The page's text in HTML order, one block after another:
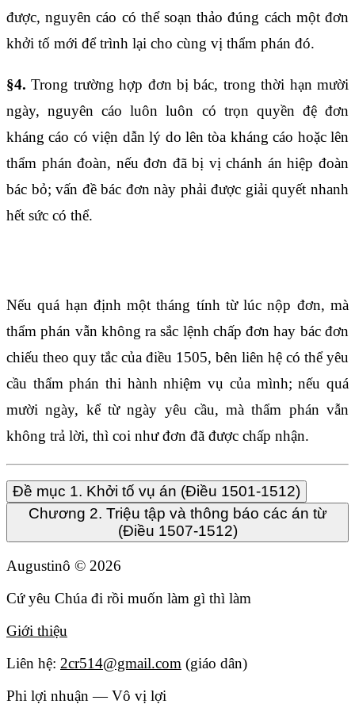
được, nguyên cáo có thể soạn thảo đúng cách một đơn
khởi tố mới để trình lại cho cùng vị thẩm phán đó.
§4. Trong trường hợp đơn bị bác, trong thời hạn mười
ngày, nguyên cáo luôn luôn có trọn quyền đệ đơn
kháng cáo có viện dẫn lý do lên tòa kháng cáo hoặc lên
thẩm phán đoàn, nếu đơn đã bị vị chánh án hiệp đoàn
bác bỏ; vấn đề bác đơn này phải được giải quyết nhanh
hết sức có thể.
Nếu quá hạn định một tháng tính từ lúc nộp đơn, mà
thẩm phán vẫn không ra sắc lệnh chấp đơn hay bác đơn
chiếu theo quy tắc của điều 1505, bên liên hệ có thể yêu
cầu thẩm phán thi hành nhiệm vụ của mình; nếu quá
mười ngày, kể từ ngày yêu cầu, mà thẩm phán vẫn
không trả lời, thì coi như đơn đã được chấp nhận.
Đề mục 1. Khởi tố vụ án (Điều 1501-1512)
Chương 2. Triệu tập và thông báo các án từ
(Điều 1507-1512)
Augustinô © 2026
Cứ yêu Chúa đi rồi muốn làm gì thì làm
Giới thiệu
Liên hệ: 2cr514@gmail.com (giáo dân)
Phi lợi nhuận — Vô vị lợi